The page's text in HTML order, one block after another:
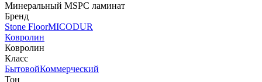
Минеральный MSPC ламинат
Бренд
Stone FloorMICODUR
Ковролин
Ковролин
Класс
БытовойКоммерческий
Тон